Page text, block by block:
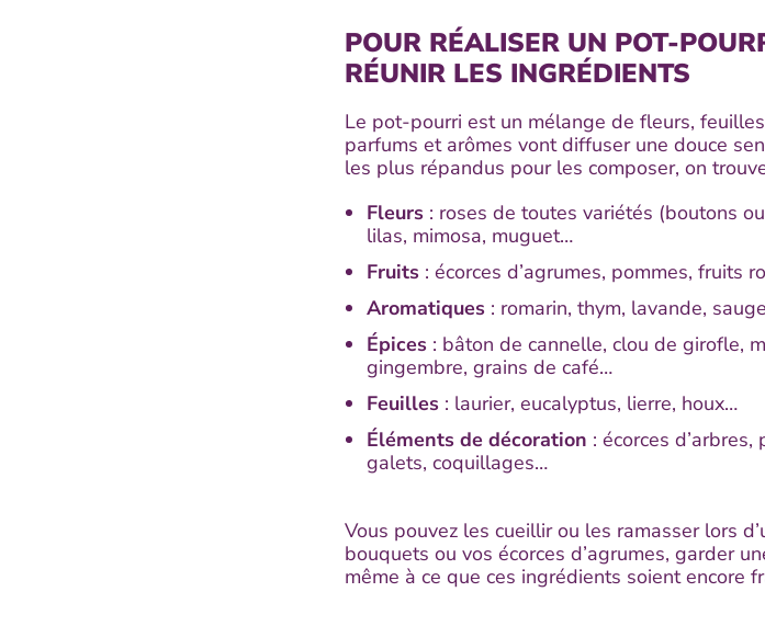
POUR RÉALISER UN POT-
RÉUNIR LES INGRÉDIENTS
Le pot-pourri est un mélange de fleurs,
parfums et arômes vont diffuser une douce
les plus répandus pour les composer, on
Fleurs : roses de toutes variétés (boutons
lilas, mimosa, muguet…
Fruits : écorces d’agrumes, pommes, fruits
Aromatiques : romarin, thym, lavande,
Épices : bâton de cannelle, clou de girofle,
gingembre, grains de café…
Feuilles : laurier, eucalyptus, lierre, houx…
Éléments de décoration : écorces
galets, coquillages…
Vous pouvez les cueillir ou les ramasser lors
bouquets ou vos écorces d’agrumes, garder
même à ce que ces ingrédients soient encore